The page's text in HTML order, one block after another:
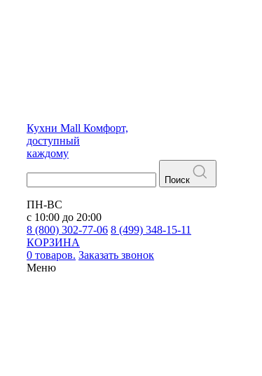
Кухни Mall Комфорт,
доступный
каждому
Поиск
ПН-ВС
с 10:00 до 20:00
8 (800) 302-77-06 8 (499) 348-15-11
КОРЗИНА
0 товаров. Заказать звонок
Меню